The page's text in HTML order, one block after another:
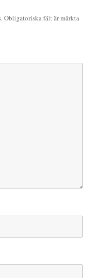
Obligatoriska fält är märkta